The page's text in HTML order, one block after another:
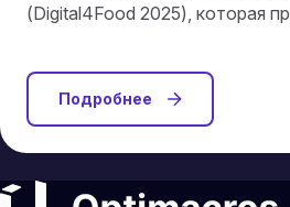
(Digital4Food 2025), которая
Подробнее